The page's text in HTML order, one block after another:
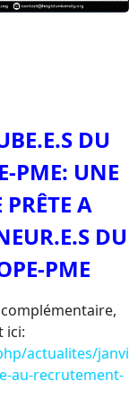
DU
PME: UNE
A
DU
PME
ici:
actualites/
au-recrutement-